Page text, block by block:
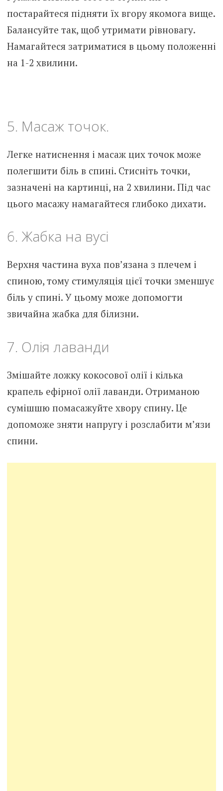
постарайтеся підняти їх вгору якомога вище.
Балансуйте так, щоб утримати рівновагу.
Намагайтеся затриматися в цьому положенні
на 1-2 хвилини.
5. Масаж точок.
Легке натиснення і масаж цих точок може
полегшити біль в спині. Стисніть точки,
зазначені на картинці, на 2 хвилини. Під час
цього масажу намагайтеся глибоко дихати.
6. Жабка на вусі
Верхня частина вуха пов’язана з плечем і
спиною, тому стимуляція цієї точки зменшує
біль у спині. У цьому може допомогти
звичайна жабка для білизни.
7. Олія лаванди
Змішайте ложку кокосової олії і кілька
крапель ефірної олії лаванди. Отриманою
сумішшю помасажуйте хвору спину. Це
допоможе зняти напругу і розслабити м’язи
спини.